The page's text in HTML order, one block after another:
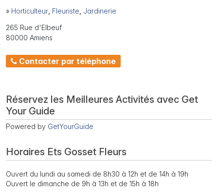
» Horticulteur Fleuriste Jardinerie
265 Rue d'Elbeuf
80000 Amiens
Contacter par téléphone
Réservez les Meilleures Activités avec Get
Your Guide
Powered by GetYourGuide
Horaires Ets Gosset Fleurs
Ouvert du lundi au samedi de 8h30 à 12h et de 14h à 19h
Ouvert le dimanche de 9h à 13h et de 15h à 18h